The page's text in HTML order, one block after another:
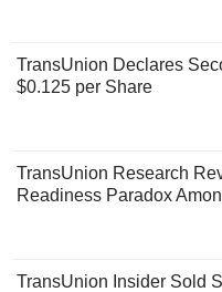
TransUnion Declares
$0.125 per Share
TransUnion Research
Readiness Paradox
TransUnion Insider Sold